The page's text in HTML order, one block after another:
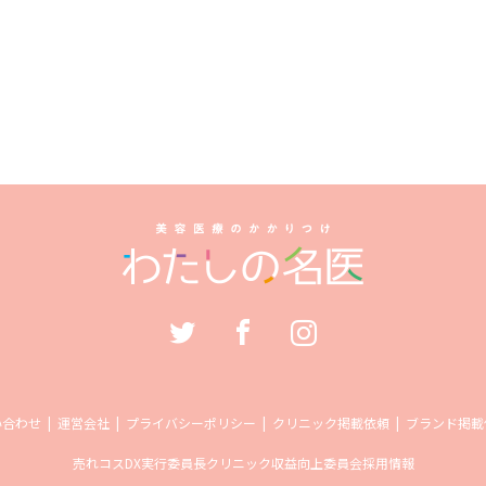
わせ 運営会社 プライバシーポリシー クリニック掲載依頼 ブランド掲
売れコスDX実行委員長クリニック収益向上委員会採用情報